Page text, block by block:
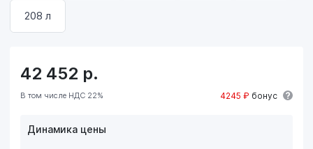
208 л
42 452 р.
В том числе НДС 22% 4245 ₽ бонус
Динамика цены